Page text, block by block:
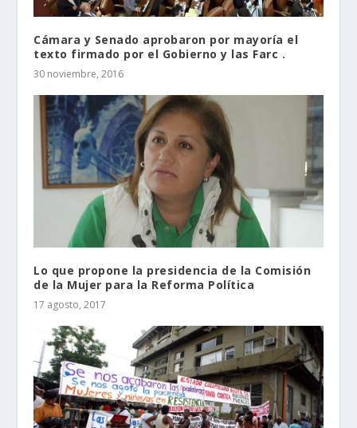
Cámara y Senado aprobaron por mayoría el
texto firmado por el Gobierno y las Farc .
30 noviembre, 2016
Lo que propone la presidencia de la Comisión
de la Mujer para la Reforma Política
17 agosto, 2017